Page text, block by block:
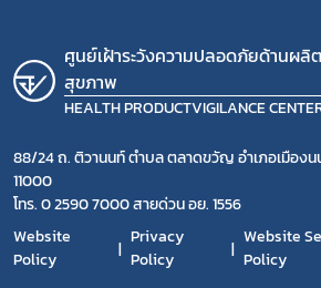
ศูนย์เฝ้าระวังความปลอดภัยด้านผ
สุขภาพ
HEALTH PRODUCTVIGILANCE
88/24 ถ. ติวานนท์ ตำบล ตลาดขวัญ อำเภอเมือง
11000
โทร. 0 2590 7000 สายด่วน อย. 1556
Website
Policy
Privacy
Policy
Website
Policy